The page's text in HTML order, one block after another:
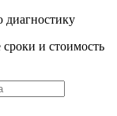
и стоимость